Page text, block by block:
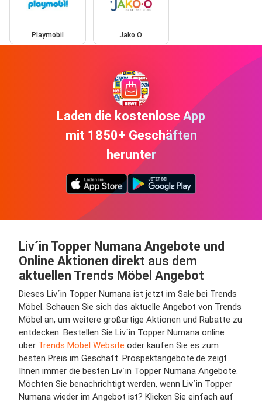
Playmobil Jako O
Laden die kostenlose App
mit 1850+ Geschäften
herunter
Liv´in Topper Numana Angebote und
Online Aktionen direkt aus dem
aktuellen Trends Möbel Angebot
Dieses Liv´in Topper Numana ist jetzt im Sale bei Trends
Möbel. Schauen Sie sich das aktuelle Angebot von Trends
Möbel an, um weitere großartige Aktionen und Rabatte zu
entdecken. Bestellen Sie Liv´in Topper Numana online
über Trends Möbel Website oder kaufen Sie es zum
besten Preis im Geschäft. Prospektangebote.de zeigt
Ihnen immer die besten Liv´in Topper Numana Angebote.
Möchten Sie benachrichtigt werden, wenn Liv´in Topper
Numana wieder im Angebot ist? Klicken Sie einfach auf